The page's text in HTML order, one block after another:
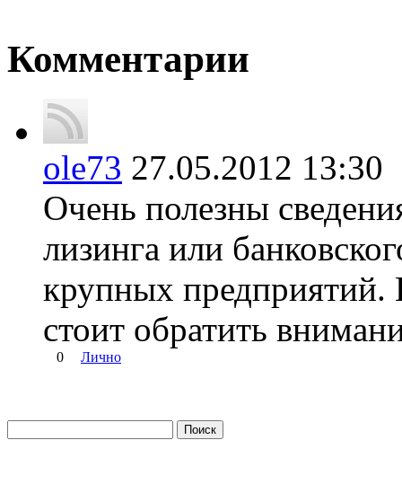
Комментарии
ole73 27.05.2012
Очень полезны
лизинга или
крупных предприятий.
стоит обратить
0 Лично